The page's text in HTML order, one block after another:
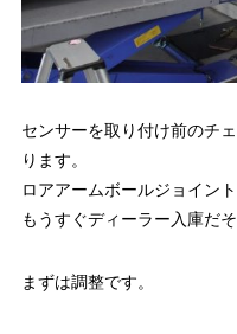
センサーを取り付け前のチ
ります。
ロアアームボールジョイン
もうすぐディーラー入庫だ
まずは調整です。